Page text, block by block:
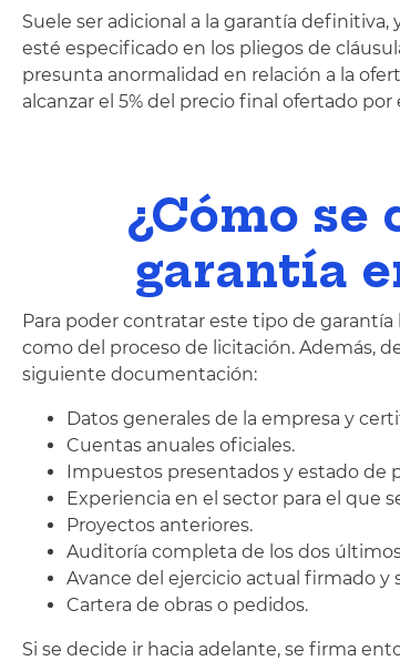
Suele ser adicional a la garantía
esté especificado en los pliegos de
presunta anormalidad en relación a la
alcanzar el 5% del precio final ofertado
¿Cómo
garantía
Para poder contratar este tipo de
como del proceso de licitación. Además,
siguiente documentación:
Datos generales de la empresa y
Cuentas anuales oficiales.
Impuestos presentados y estado de
Experiencia en el sector para el que
Proyectos anteriores.
Auditoría completa de los dos
Avance del ejercicio actual firmado y
Cartera de obras o pedidos.
Si se decide ir hacia adelante, se firma